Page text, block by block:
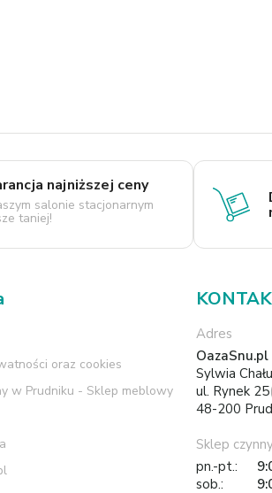
najniższej ceny
salonie stacjonarnym
taniej!
oraz cookies
w Prudniku - Sklep meblowy
Adres
OazaSnu.pl
Sylwia
ul. Rynek 25
48-200
Sklep
pn.-pt.:
sob.: